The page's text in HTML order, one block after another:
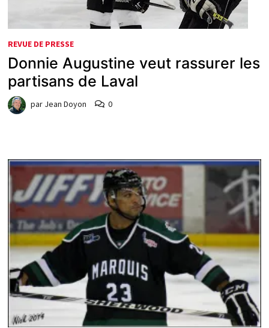
REVUE DE PRESSE
Donnie Augustine veut rassurer les
partisans de Laval
par Jean Doyon 0